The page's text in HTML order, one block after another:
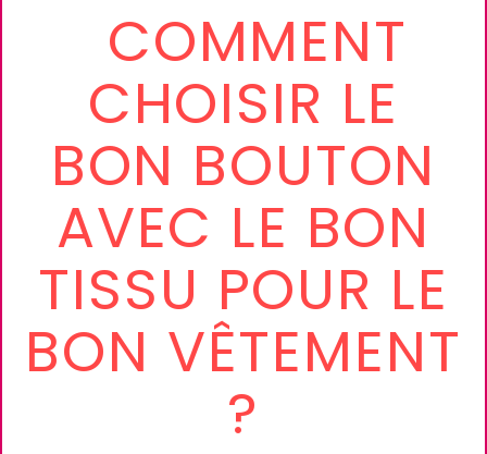
COMMENT
CHOISIR LE
BON BOUTON
AVEC LE BON
TISSU POUR LE
BON VÊTEMENT
?